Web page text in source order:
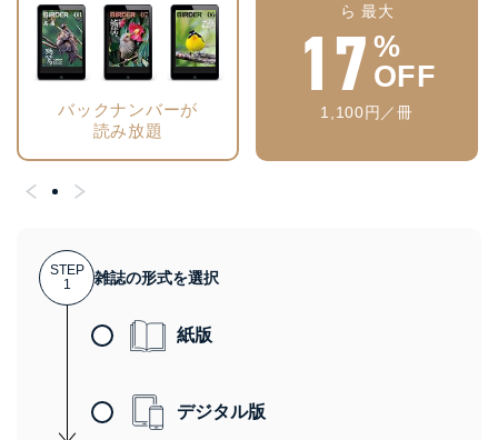
バックナンバーが
読み放題
ら 最大
17 %
OFF
1,100円／冊
STEP
1
雑誌の形式を選択
紙版
デジタル版